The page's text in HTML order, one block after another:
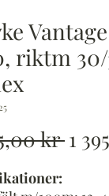
riktm
kr 1